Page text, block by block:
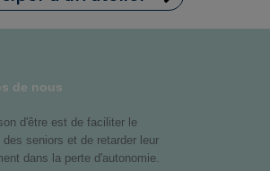
de nous
d'être est de faciliter le
des seniors et de retarder leur
dans la perte d'autonomie.